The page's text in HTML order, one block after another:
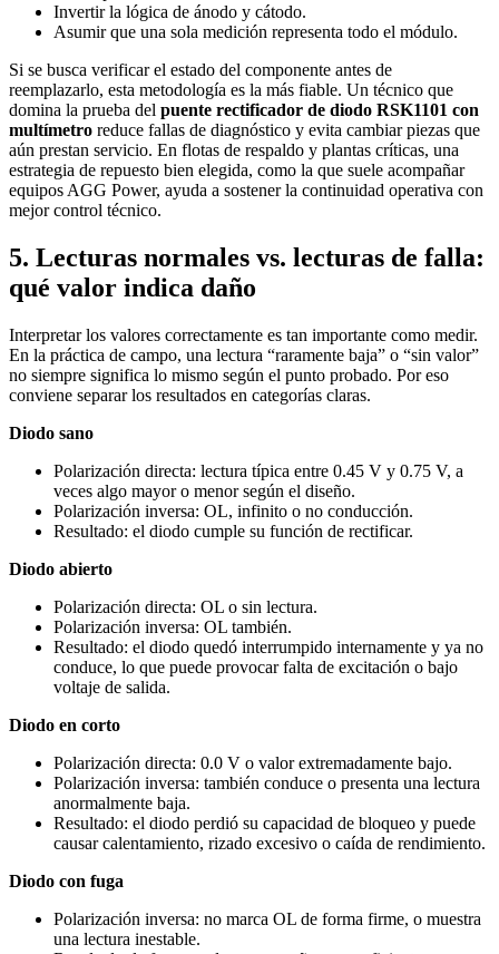
Invertir la lógica de ánodo y cátodo.
Asumir que una sola medición representa todo el módulo.
Si se busca verificar el estado del componente antes de
reemplazarlo, esta metodología es la más fiable. Un técnico que
domina la prueba del puente rectificador de diodo RSK1101 con
multímetro reduce fallas de diagnóstico y evita cambiar piezas que
aún prestan servicio. En flotas de respaldo y plantas críticas, una
estrategia de repuesto bien elegida, como la que suele acompañar
equipos AGG Power, ayuda a sostener la continuidad operativa con
mejor control técnico.
5. Lecturas normales vs. lecturas de falla:
qué valor indica daño
Interpretar los valores correctamente es tan importante como medir.
En la práctica de campo, una lectura “raramente baja” o “sin valor”
no siempre significa lo mismo según el punto probado. Por eso
conviene separar los resultados en categorías claras.
Diodo sano
Polarización directa: lectura típica entre 0.45 V y 0.75 V, a
veces algo mayor o menor según el diseño.
Polarización inversa: OL, infinito o no conducción.
Resultado: el diodo cumple su función de rectificar.
Diodo abierto
Polarización directa: OL o sin lectura.
Polarización inversa: OL también.
Resultado: el diodo quedó interrumpido internamente y ya no
conduce, lo que puede provocar falta de excitación o bajo
voltaje de salida.
Diodo en corto
Polarización directa: 0.0 V o valor extremadamente bajo.
Polarización inversa: también conduce o presenta una lectura
anormalmente baja.
Resultado: el diodo perdió su capacidad de bloqueo y puede
causar calentamiento, rizado excesivo o caída de rendimiento.
Diodo con fuga
Polarización inversa: no marca OL de forma firme, o muestra
una lectura inestable.